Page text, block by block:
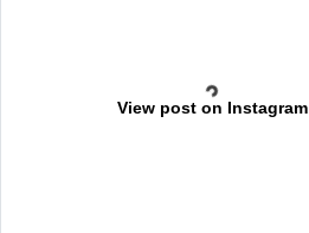
View post on Instagram